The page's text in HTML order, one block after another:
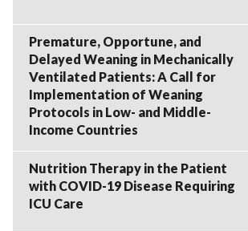
Premature, Opportune, and
Delayed Weaning in Mechanically
Ventilated Patients: A Call for
Implementation of Weaning
Protocols in Low- and Middle-
Income Countries
Nutrition Therapy in the Patient
with COVID-19 Disease Requiring
ICU Care